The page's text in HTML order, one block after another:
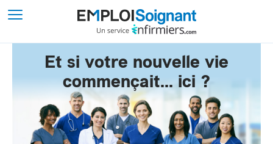
Et si votre nouvelle vie
commençait... ici ?